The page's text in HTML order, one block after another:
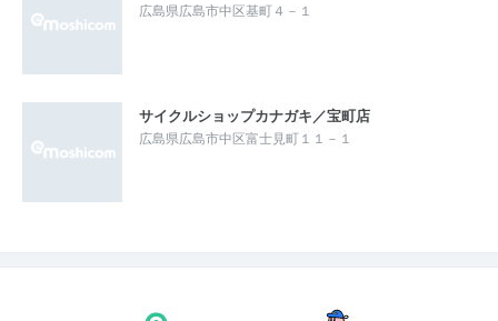
広島県広島市中区基町４－１
サイクルショップカナガキ／宝町店
広島県広島市中区富士見町１１－１